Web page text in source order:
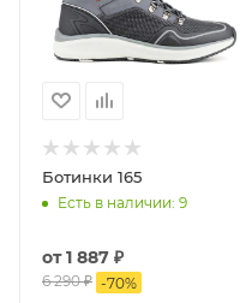
Ботинки 165
Есть в наличии: 9
от1 887 ₽
6 290 ₽ -70%